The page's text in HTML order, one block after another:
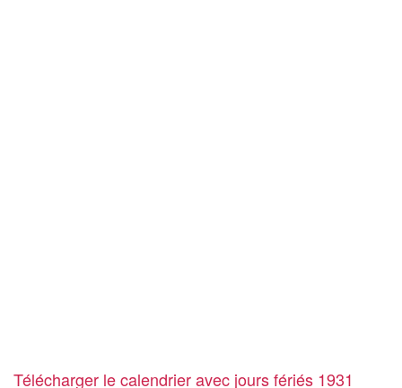
Télécharger le calendrier avec jours fériés 1931